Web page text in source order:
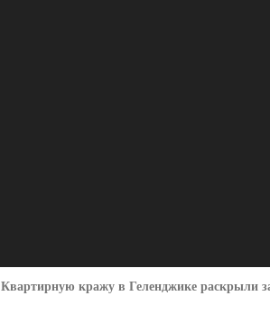
Квартирную кражу в Геленджике раскрыли